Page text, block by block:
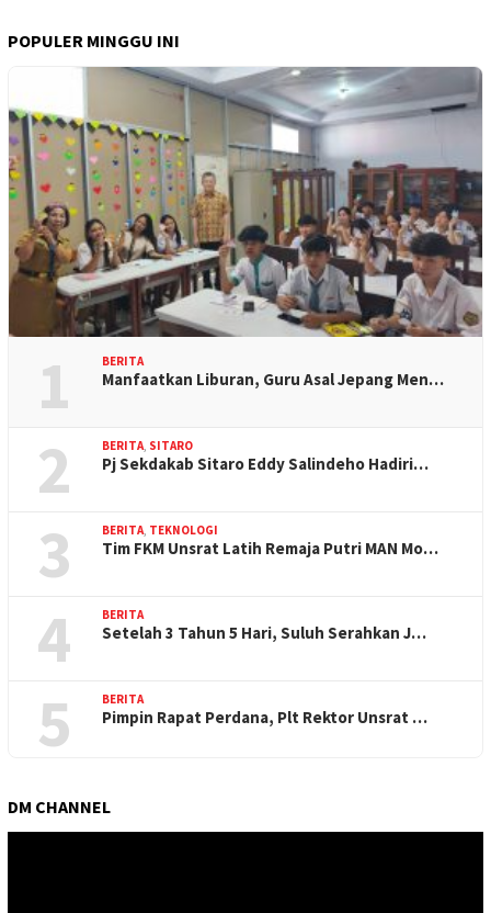
POPULER MINGGU INI
1 BERITA
Manfaatkan Liburan, Guru Asal Jepang Men…
2 BERITA SITARO
Pj Sekdakab Sitaro Eddy Salindeho Hadiri…
3 BERITA TEKNOLOGI
Tim FKM Unsrat Latih Remaja Putri MAN Mo…
4 BERITA
Setelah 3 Tahun 5 Hari, Suluh Serahkan J…
5 BERITA
Pimpin Rapat Perdana, Plt Rektor Unsrat …
DM CHANNEL